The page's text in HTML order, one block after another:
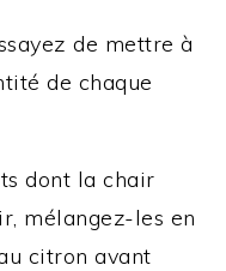
de mettre à
de chaque
dont la chair
mélangez-les en
citron avant